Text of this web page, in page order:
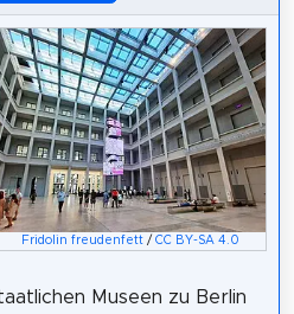
Fridolin freudenfett/ CC BY-SA 4.0
Museen zu Berlin